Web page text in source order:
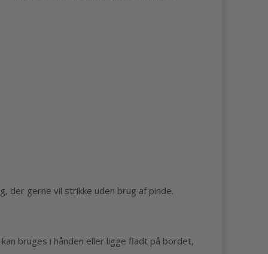
gerne vil strikke uden brug af pinde.
bruges i hånden eller ligge fladt på bordet,